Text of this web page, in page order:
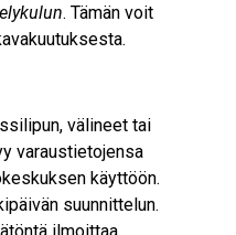
. Tämän voit
välineet tai
varaustietojensa
käyttöön.
suunnittelun.